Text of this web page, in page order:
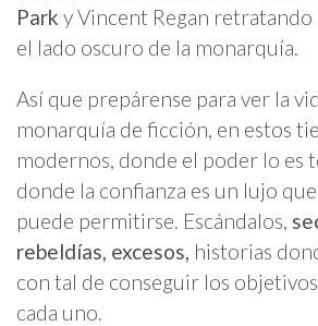
Park y Vincent Regan
el lado oscuro de la monarquía.
Así que prepárense para ver la
monarquía de ficción, en estos
modernos, donde el poder lo es
donde la confianza es un lujo
puede permitirse. Escándalos,
rebeldías, excesos, historias
con tal de conseguir los
cada uno.